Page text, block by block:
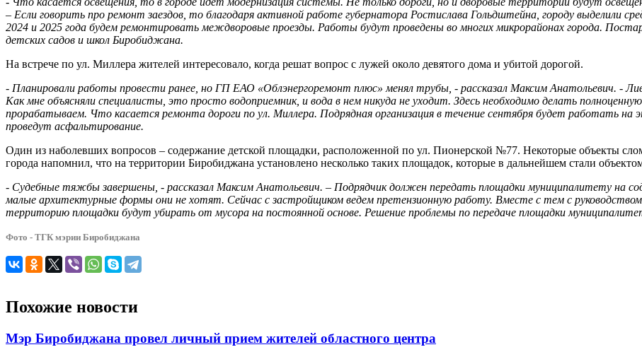
– Если говорить про ремонт заездов, то благодаря активной работе губернатора Ростислава Гольдштейна, городу выделили
2024 и 2025 года будем ремонтировать междворовые проезды. Работы будут проведены во многих микрорайонах города.
детских садов и школ Биробиджана.
На встрече по ул. Миллера жителей интересовало, когда решат вопрос с лужей около девятого дома и убитой дорогой.
- Планировали работы провести ранее, но ГП ЕАО «Облэнергоремонт плюс» менял трубы, - рассказал Максим Анатольевич. -
Как мне объясняли специалисты, это просто водоприемник, и вода в нем никуда не уходит. Здесь необходимо делать
прорабатываем. Что касается ремонта дороги по ул. Миллера. Подрядная организация в течение сентября будет работать
проведут асфальтирование.
Один из наболевших вопросов – содержание детской площадки, расположенной по ул. Пионерской №77. Некоторые объекты
города напомнил, что на территории Биробиджана установлено несколько таких площадок, которые в дальнейшем стали
- Судебные тяжбы завершены, - рассказал Максим Анатольевич. – Подрядчик должен передать площадки муниципалитету на
малые архитектурные формы они не хотят. Сейчас с застройщиком ведем претензионную работу. Вместе с тем с
территорию площадки будут убирать от мусора на постоянной основе. Решение проблемы по передаче площадки
Фото - ТГК мэрии Биробиджана
Похожие новости
Мэр Биробиджана провел личный прием жителей областного центра